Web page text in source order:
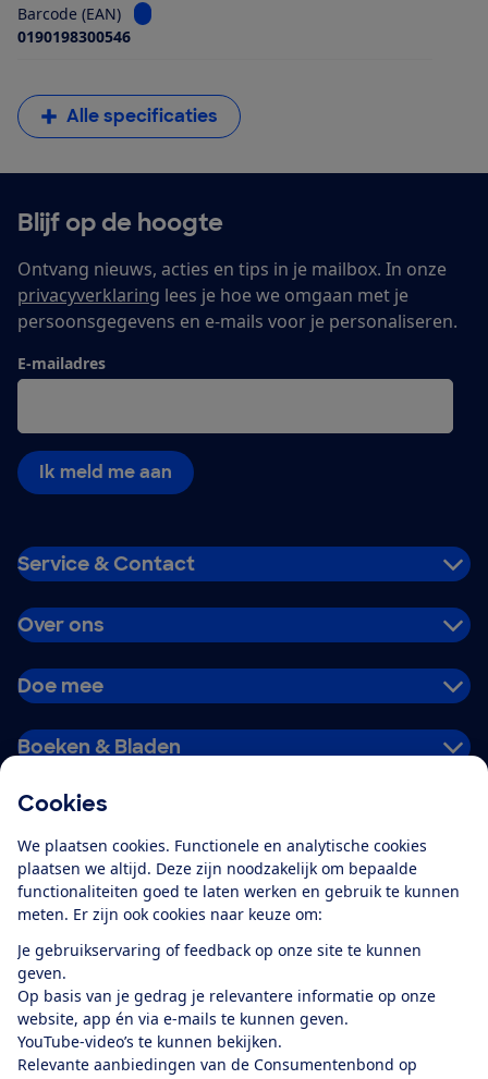
Cookies
We plaatsen cookies. Functionele en analytische cookies
plaatsen we altijd. Deze zijn noodzakelijk om bepaalde
functionaliteiten goed te laten werken en gebruik te kunnen
meten. Er zijn ook cookies naar keuze om:
Je gebruikservaring of feedback op onze site te kunnen
geven.
Op basis van je gedrag je relevantere informatie op onze
website, app én via e-mails te kunnen geven.
YouTube-video’s te kunnen bekijken.
Relevante aanbiedingen van de Consumentenbond op
Barcode (EAN)
Bekijk informatie voor Barcode (EAN)
0190198300546
Alle specificaties
Blijf op de hoogte
Ontvang nieuws, acties en tips in je mailbox. In onze
privacyverklaring lees je hoe we omgaan met je
persoonsgegevens en e-mails voor je personaliseren.
E-mailadres
Ik meld me aan
Service & Contact
Over ons
Doe mee
Boeken & Bladen
Alles over de
app
Algemene Voorwaarden
Privacyverklaring
Cookiebeleid
Privacyvoorkeuren
Toegankelijkheid